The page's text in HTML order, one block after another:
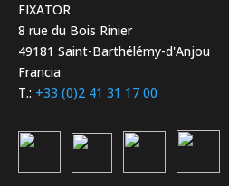
FIXATOR
8 rue du Bois Rinier
49181 Saint-Barthélémy-d'Anjou
Francia
T.: +33 (0)2 41 31 17 00